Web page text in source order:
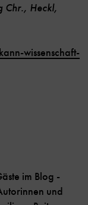
Chr., Heckl,
wissenschaft-
im Blog -
und